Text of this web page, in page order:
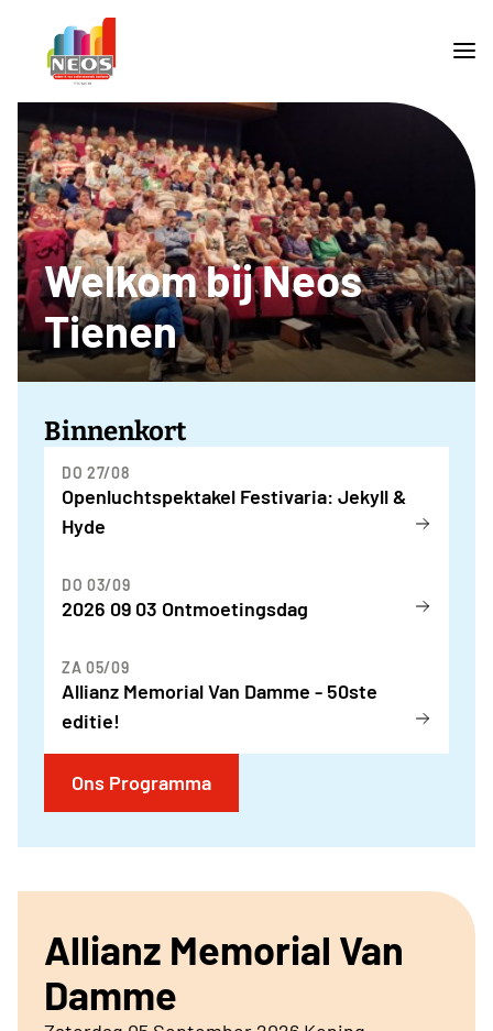
Welkom bij Neos
Tienen
Binnenkort
DO 27/08
Openluchtspektakel Festivaria: Jekyll &
Hyde
DO 03/09
2026 09 03 Ontmoetingsdag
ZA 05/09
Allianz Memorial Van Damme - 50ste
editie!
Ons Programma
Allianz Memorial Van
Damme